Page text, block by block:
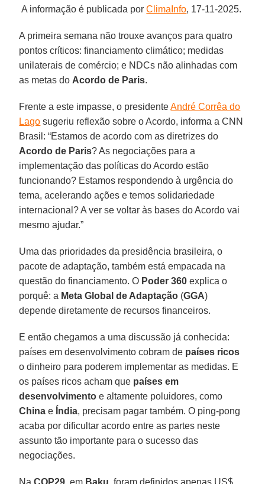
A informação é publicada porClimaInfo, 17-11-2025.
A primeira semana não trouxe avanços para quatro
pontos críticos: financiamento climático; medidas
unilaterais de comércio; e NDCs não alinhadas com
as metas do Acordo de Paris.
Frente a este impasse, o presidenteAndré Corrêa do
Lago sugeriu reflexão sobre o Acordo, informa a CNN
Brasil: “Estamos de acordo com as diretrizes do
Acordo de Paris? As negociações para a
implementação das políticas do Acordo estão
funcionando? Estamos respondendo à urgência do
tema, acelerando ações e temos solidariedade
internacional? A ver se voltar às bases do Acordo vai
mesmo ajudar.”
Uma das prioridades da presidência brasileira, o
pacote de adaptação, também está empacada na
questão do financiamento. O Poder 360 explica o
porquê: a Meta Global de Adaptação (GGA)
depende diretamente de recursos financeiros.
E então chegamos a uma discussão já conhecida:
países em desenvolvimento cobram de países ricos
o dinheiro para poderem implementar as medidas. E
os países ricos acham que países em
desenvolvimento e altamente poluidores, como
China e Índia, precisam pagar também. O ping-pong
acaba por dificultar acordo entre as partes neste
assunto tão importante para o sucesso das
negociações.
NaCOP29, em Baku, foram definidos apenas US$